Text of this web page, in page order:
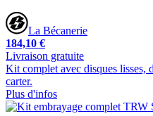
La Bécanerie
184,10 €
Livraison gratuite
Kit complet avec disques lisses,
carter.
Plus d'infos